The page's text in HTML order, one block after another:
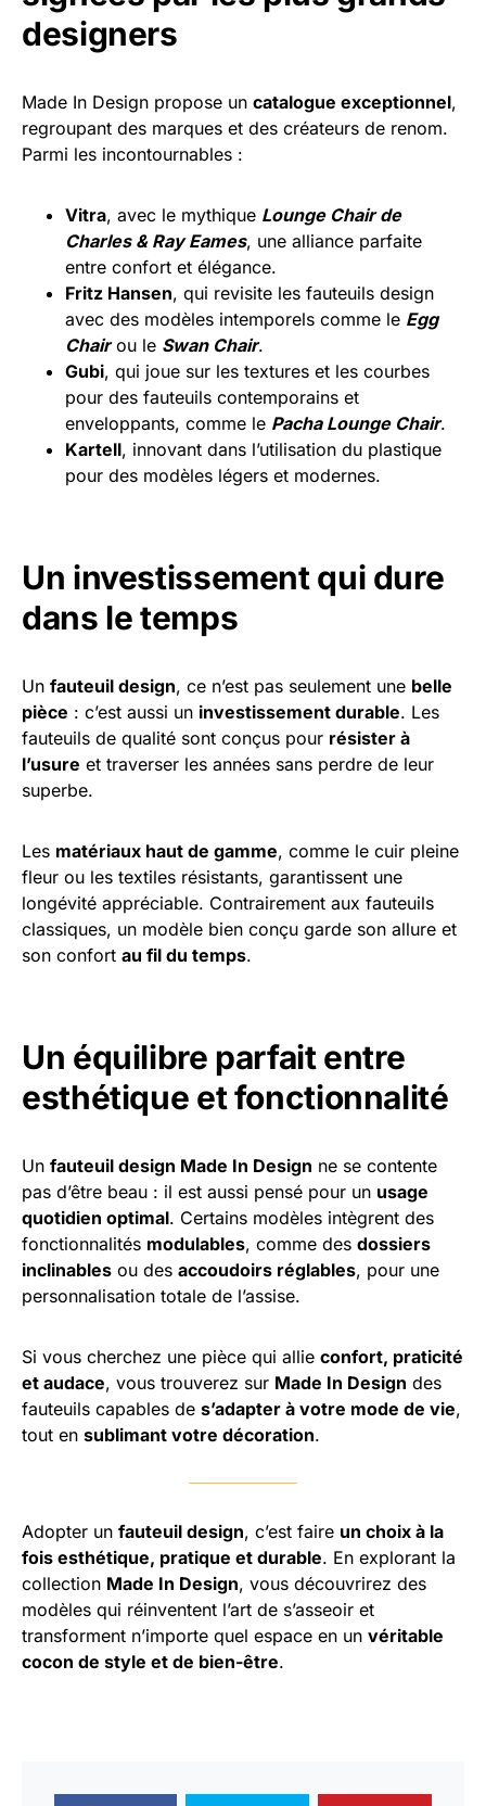
designers
Made In Design propose un catalogue exceptionnel,
regroupant des marques et des créateurs de renom.
Parmi les incontournables :
Vitra, avec le mythique Lounge Chair de
Charles & Ray Eames, une alliance parfaite
entre confort et élégance.
Fritz Hansen, qui revisite les fauteuils design
avec des modèles intemporels comme le Egg
Chairou le Swan Chair.
Gubi, qui joue sur les textures et les courbes
pour des fauteuils contemporains et
enveloppants, comme le Pacha Lounge Chair.
Kartell, innovant dans l’utilisation du plastique
pour des modèles légers et modernes.
Un investissement qui dure
dans le temps
Un fauteuil design, ce n’est pas seulement une belle
pièce : c’est aussi un investissement durable. Les
fauteuils de qualité sont conçus pour résister à
l’usure et traverser les années sans perdre de leur
superbe.
Les matériaux haut de gamme, comme le cuir pleine
fleur ou les textiles résistants, garantissent une
longévité appréciable. Contrairement aux fauteuils
classiques, un modèle bien conçu garde son allure et
son confort au fil du temps.
Un équilibre parfait entre
esthétique et fonctionnalité
Un fauteuil design Made In Design ne se contente
pas d’être beau : il est aussi pensé pour un usage
quotidien optimal. Certains modèles intègrent des
fonctionnalités modulables, comme des dossiers
inclinables ou des accoudoirs réglables, pour une
personnalisation totale de l’assise.
Si vous cherchez une pièce qui allie confort, praticité
et audace, vous trouverez sur Made In Design des
fauteuils capables de s’adapter à votre mode de vie,
tout en sublimant votre décoration.
Adopter un fauteuil design, c’est faire un choix à la
fois esthétique, pratique et durable. En explorant la
collection Made In Design, vous découvrirez des
modèles qui réinventent l’art de s’asseoir et
transforment n’importe quel espace en un véritable
cocon de style et de bien-être.